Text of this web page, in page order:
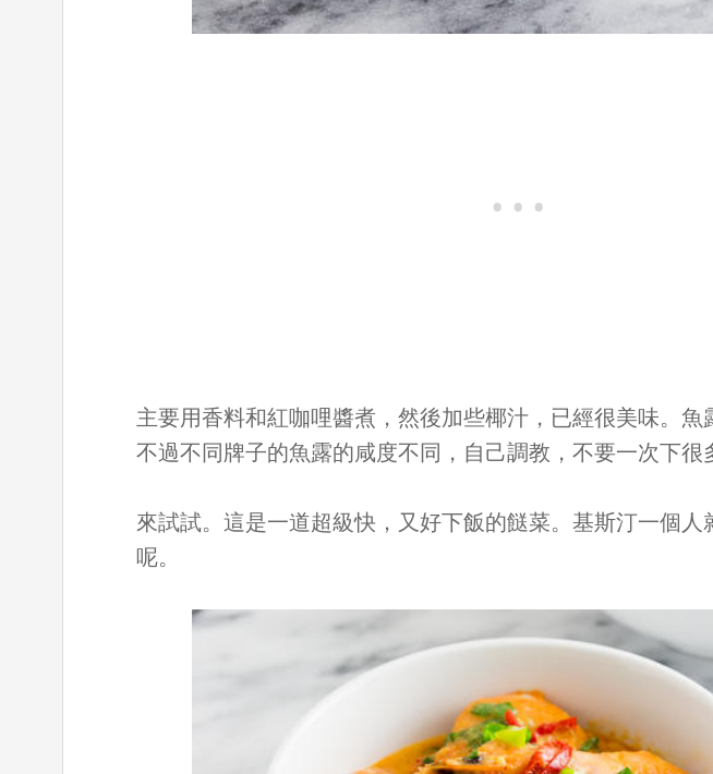
主要用香料和紅咖哩醬煮，然後加些椰汁，已經很美味。魚
不過不同牌子的魚露的咸度不同，自己調教，不要一次下很
來試試。這是一道超級快，又好下飯的餸菜。基斯汀一個人
呢。